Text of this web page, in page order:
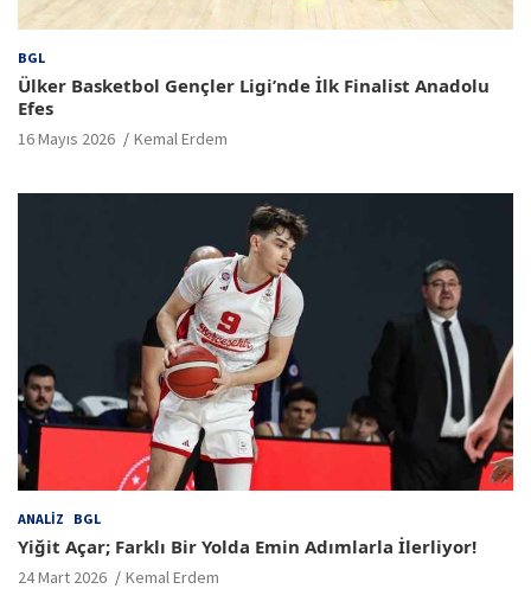
BGL
Ülker Basketbol Gençler Ligi’nde İlk Finalist Anadolu
Efes
16 Mayıs 2026 Kemal Erdem
ANALIZ BGL
Yiğit Açar; Farklı Bir Yolda Emin Adımlarla İlerliyor!
24 Mart 2026 Kemal Erdem